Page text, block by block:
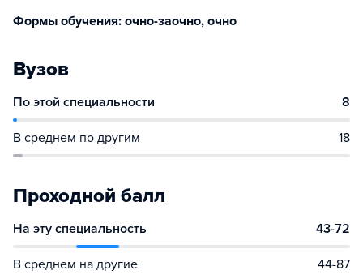
Формы обучения: очно-заочно, очно
Вузов
По этой специальности 8
В среднем по другим 18
Проходной балл
На эту специальность 43-72
В среднем на другие 44-87